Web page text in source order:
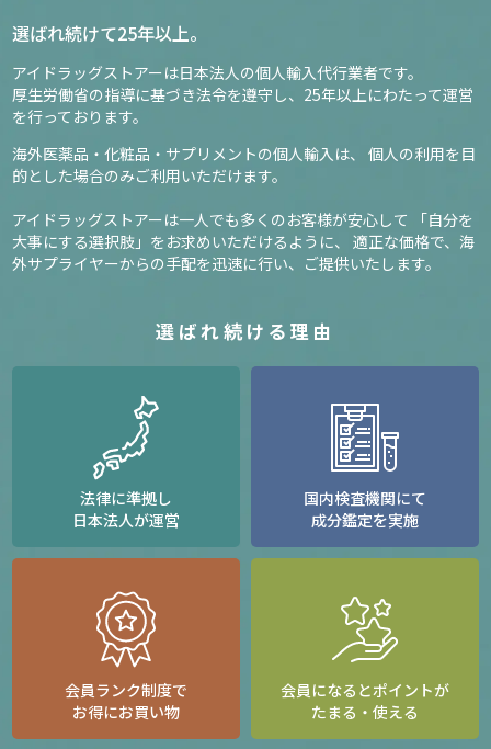
選ばれ続けて25年以上。
アイドラッグストアーは日本法人の個人輸入代行業者です。
厚生労働省の指導に基づき法令を遵守し、 25年以上にわたって運営
を行っております。
海外医薬品・化粧品・サプリメントの個人輸入は、
個人の利用を目
的とした場合のみご利用いただけます。
アイドラッグストアーは一人でも多くのお客様が安心して
「自分を
大事にする選択肢」をお求めいただけるように、
適正な価格で、海
外サプライヤーからの手配を迅速に行い、ご提供いたします。
選ばれ続ける理由
法律に準拠し
日本法人が運営
国内検査機関にて
成分鑑定を実施
会員ランク制度で
お得にお買い物
会員になるとポイントが
たまる・使える